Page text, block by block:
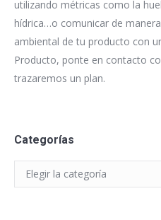
utilizando métricas como la
hídrica…o comunicar de
ambiental de tu producto con
Producto, ponte en contacto
trazaremos un plan.
Categorías
Categorías